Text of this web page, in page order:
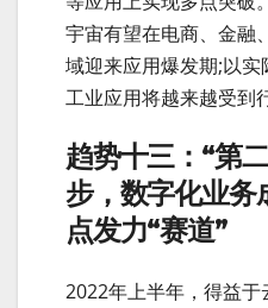
宇宙有望在电商、金融
域迎来应用爆发期;以
工业应用将越来越受到
趋势十三：“第
步，数字化业务
点发力“赛道”
2022年上半年，得益